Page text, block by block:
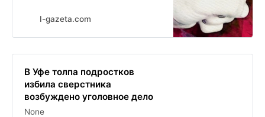
I-gazeta.com
В Уфе толпа подростков
избила сверстника
возбуждено уголовное дело
None